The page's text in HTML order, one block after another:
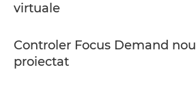
virtuale
Controler Focus Demand nou
proiectat